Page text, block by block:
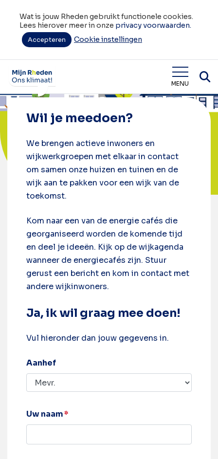
Wat is jouw Rheden gebruikt functionele cookies.
Lees hierover meer in onze privacy voorwaarden.
Accepteren Cookie instellingen
Wat is jouw Rheden MENU
Home Doe mee
Wil je meedoen?
We brengen actieve inwoners en
wijkwerkgroepen met elkaar in contact
om samen onze huizen en tuinen en de
wijk aan te pakken voor een wijk van de
toekomst.
Kom naar een van de energie cafés die
georganiseerd worden de komende tijd
en deel je ideeën. Kijk op de wijkagenda
wanneer de energiecafés zijn. Stuur
gerust een bericht en kom in contact met
andere wijkinwoners.
Ja, ik wil graag mee doen!
Vul hieronder dan jouw gegevens in.
Aanhef
Uw naam*